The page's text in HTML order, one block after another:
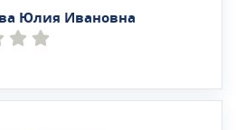
Юлия Ивановна